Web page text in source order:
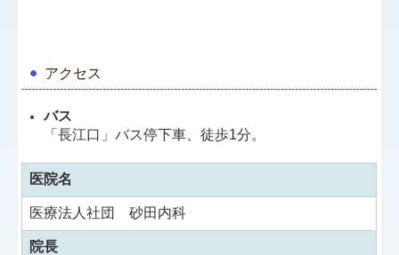
アクセス
バス
「長江口」バス停下車、徒歩1分。
医院名
医療法人社団 砂田内科
院長